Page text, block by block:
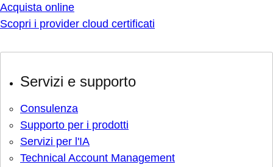
Acquista online
Scopri i provider cloud certificati
Servizi e supporto
Consulenza
Supporto per i prodotti
Servizi per l'IA
Technical Account Management